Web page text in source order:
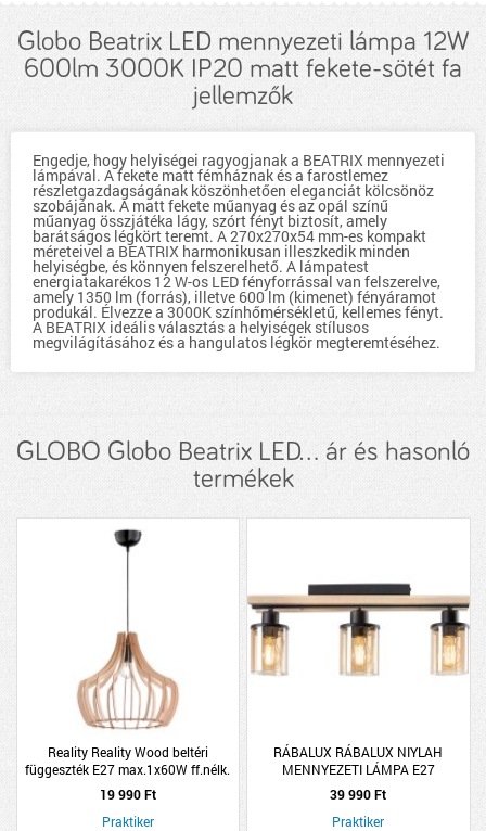
Globo Beatrix LED mennyezeti lámpa 12W
600lm 3000K IP20 matt fekete-sötét fa
jellemzők
Engedje, hogy helyiségei ragyogjanak a BEATRIX mennyezeti
lámpával. A fekete matt fémháznak és a farostlemez
részletgazdagságának köszönhetően eleganciát kölcsönöz
szobájának. A matt fekete műanyag és az opál színű
műanyag összjátéka lágy, szórt fényt biztosít, amely
barátságos légkört teremt. A 270x270x54 mm-es kompakt
méreteivel a BEATRIX harmonikusan illeszkedik minden
helyiségbe, és könnyen felszerelhető. A lámpatest
energiatakarékos 12 W-os LED fényforrással van felszerelve,
amely 1350 lm (forrás), illetve 600 lm (kimenet) fényáramot
produkál. Élvezze a 3000K színhőmérsékletű, kellemes fényt.
A BEATRIX ideális választás a helyiségek stílusos
megvilágításához és a hangulatos légkör megteremtéséhez.
GLOBO Globo Beatrix LED... ár és hasonló
termékek
Reality Reality Wood beltéri
függeszték E27 max.1x60W ff.nélk.
150x44cm fém/fa fa színű
19 990 Ft
Praktiker
RÁBALUX RÁBALUX NIYLAH
MENNYEZETI LÁMPA E27
MAX.3X25W IP20 55X21,5CM FA-
FEKETE
39 990 Ft
Praktiker